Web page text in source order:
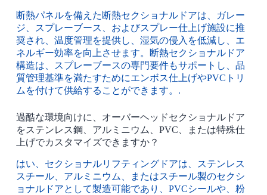
断熱パネルを備えた断熱セクショナルドアは、ガレー
ジ、スプレーブース、およびスプレー仕上げ施設に推
奨され、温度管理を提供し、湿気の侵入を低減し、エ
ネルギー効率を向上させます。断熱セクショナルドア
構造は、スプレーブースの専門要件もサポートし、品
質管理基準を満たすためにエンボス仕上げやPVCトリ
ムを付けて供給することができます。.
過酷な環境向けに、オーバーヘッドセクショナルドア
をステンレス鋼、アルミニウム、PVC、または特殊仕
上げでカスタマイズできますか？
はい、セクショナルリフティングドアは、ステンレス
スチール、アルミニウム、またはスチール製のセクシ
ョナルドアとして製造可能であり、PVCシールや、粉